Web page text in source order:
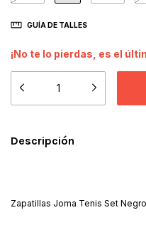
GUÍA DE TALLES
¡No te lo pierdas, es el
Descripción
Zapatillas Joma Tenis Set